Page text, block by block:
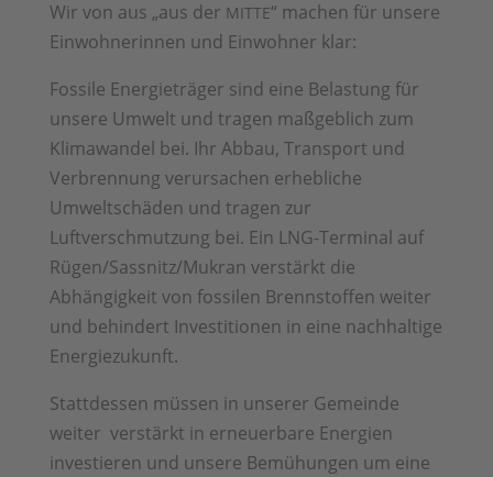
Wir von aus „aus der MITTE“ machen für unsere
Einwohnerinnen und Einwohner klar:
Fossile Energieträger sind eine Belastung für
unsere Umwelt und tragen maßgeblich zum
Klimawandel bei. Ihr Abbau, Transport und
Verbrennung verursachen erhebliche
Umweltschäden und tragen zur
Luftverschmutzung bei. Ein LNG-Terminal auf
Rügen/Sassnitz/Mukran verstärkt die
Abhängigkeit von fossilen Brennstoffen weiter
und behindert Investitionen in eine nachhaltige
Energiezukunft.
Stattdessen müssen in unserer Gemeinde
weiter verstärkt in erneuerbare Energien
investieren und unsere Bemühungen um eine